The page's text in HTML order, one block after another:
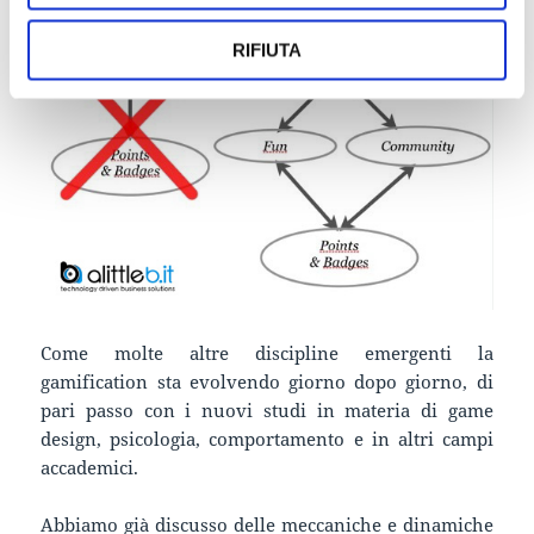
RIFIUTA
Come molte altre discipline emergenti la
gamification sta evolvendo giorno dopo giorno, di
pari passo con i nuovi studi in materia di game
design, psicologia, comportamento e in altri campi
accademici.
Abbiamo già discusso delle meccaniche e dinamiche